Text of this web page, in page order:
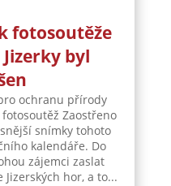
fotosoutěže
byl
ochranu přírody
Zaostřeno
snímky tohoto
kalendáře. Do
zájemci zaslat
hor, a to...